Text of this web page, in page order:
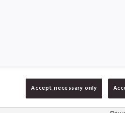
Fruit Mix är en
med en fräsch smak av
innehåll bidrar till att...
Accept necessary only